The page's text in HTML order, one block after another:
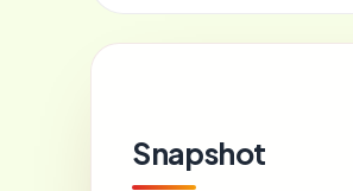
Snapshot